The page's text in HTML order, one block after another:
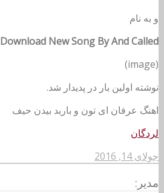
و به نام
Download New Song By And Called
(image)
نوشته اولین بار در پدیدار شد.
اهنگ عرفان ای تون و باربد بیدن حیف
لردگان
جولای 14, 2016
مدیر: